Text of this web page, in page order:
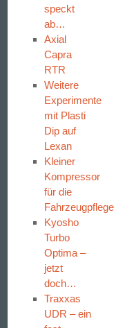
speckt
ab…
Axial
Capra
RTR
Weitere
Experimente
mit Plasti
Dip auf
Lexan
Kleiner
Kompressor
für die
Fahrzeugpflege
Kyosho
Turbo
Optima –
jetzt
doch…
Traxxas
UDR – ein